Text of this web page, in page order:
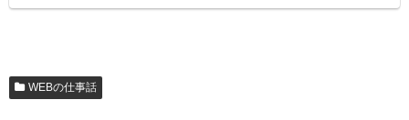
WEBの仕事話